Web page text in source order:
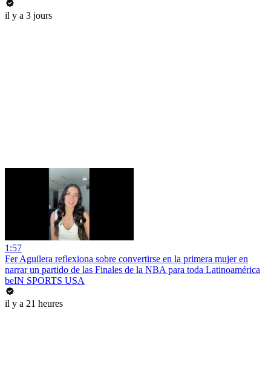
il y a 3 jours
1:57
Fer Aguilera reflexiona sobre convertirse en la primera mujer en
narrar un partido de las Finales de la NBA para toda Latinoamérica
beIN SPORTS USA
il y a 21 heures